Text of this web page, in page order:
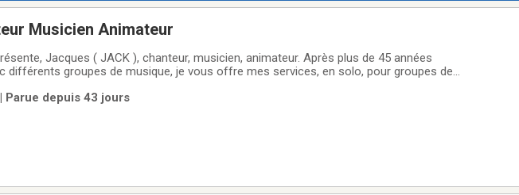
Musicien Animateur
Jacques ( JACK ), chanteur, musicien, animateur. Après plus de 45 années
différents groupes de musique, je vous offre mes services, en solo, pour groupes de
ensemble vos besoins pour
Parue depuis 43 jours